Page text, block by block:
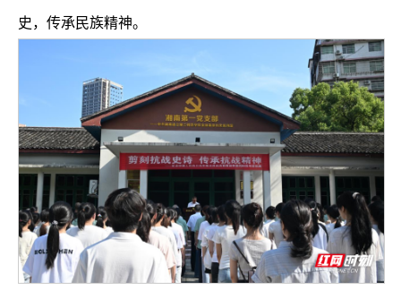
史，传承民族精神。